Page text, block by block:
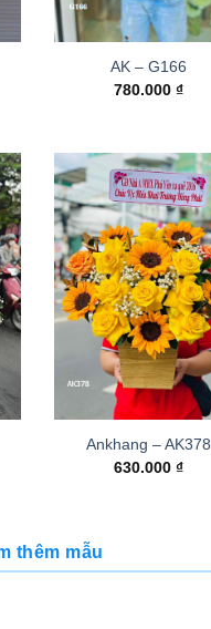
AK – G166
780.000₫
Ankhang – AK378
630.000₫
thêm mẫu